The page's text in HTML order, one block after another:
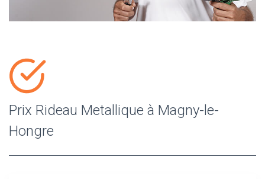
Prix Rideau Metallique à Magny-le-
Hongre